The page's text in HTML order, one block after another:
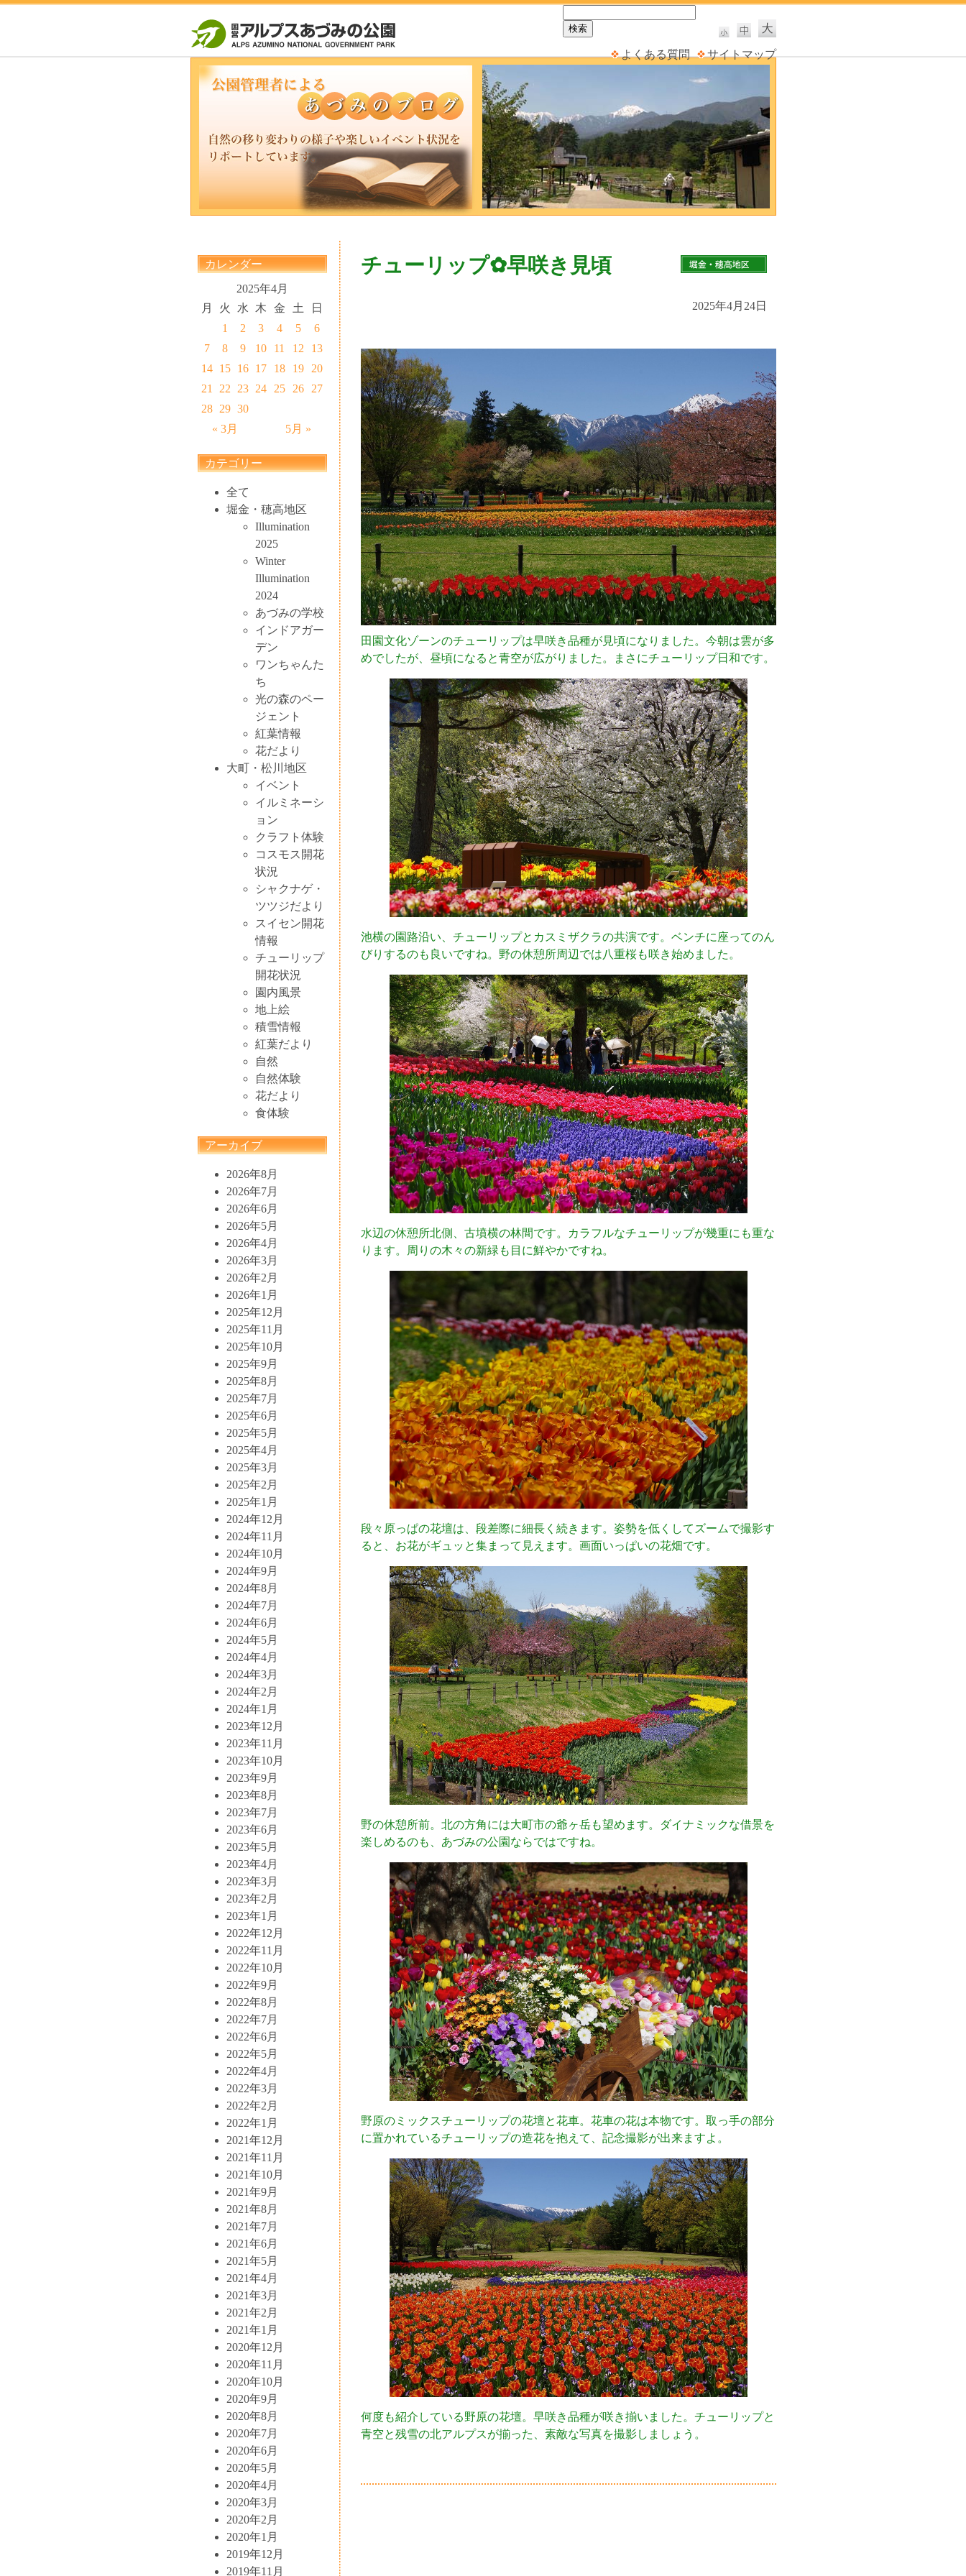
よくある質問 サイトマップ
カレンダー
2025年4月
月
火 水 木 金 土 日
« 3月 5月 »
1 2 3 4 5
6
7
8 9 10 11 12
13
14 15 16 17 18 19
20
21
22 23 24 25 26
27
28 29 30
カテゴリー
全て
堀金・穂高地区
Illumination
2025
Winter
Illumination
2024
あづみの学校
インドアガー
デン
ワンちゃんた
ち
光の森のペー
ジェント
紅葉情報
花だより
大町・松川地区
イベント
イルミネーシ
ョン
クラフト体験
コスモス開花
状況
シャクナゲ・
ツツジだより
スイセン開花
情報
チューリップ
開花状況
園内風景
地上絵
積雪情報
紅葉だより
自然
自然体験
花だより
食体験
アーカイブ
2026年8月
2026年7月
2026年6月
2026年5月
2026年4月
2026年3月
2026年2月
2026年1月
2025年12月
2025年11月
2025年10月
2025年9月
2025年8月
2025年7月
2025年6月
2025年5月
2025年4月
2025年3月
2025年2月
2025年1月
2024年12月
2024年11月
2024年10月
2024年9月
2024年8月
2024年7月
2024年6月
2024年5月
2024年4月
2024年3月
2024年2月
2024年1月
2023年12月
2023年11月
2023年10月
2023年9月
2023年8月
2023年7月
2023年6月
2023年5月
2023年4月
2023年3月
2023年2月
2023年1月
2022年12月
2022年11月
2022年10月
2022年9月
2022年8月
2022年7月
2022年6月
2022年5月
2022年4月
2022年3月
2022年2月
2022年1月
2021年12月
2021年11月
2021年10月
2021年9月
2021年8月
2021年7月
2021年6月
2021年5月
2021年4月
2021年3月
2021年2月
2021年1月
2020年12月
2020年11月
2020年10月
2020年9月
2020年8月
2020年7月
2020年6月
2020年5月
2020年4月
2020年3月
2020年2月
2020年1月
2019年12月
2019年11月
チューリップ✿早咲き見頃
2025年4月24日
田園文化ゾーンのチューリップは早咲き品種が見頃になりました。今朝は雲が多
めでしたが、昼頃になると青空が広がりました。まさにチューリップ日和です。
池横の園路沿い、チューリップとカスミザクラの共演です。ベンチに座ってのん
びりするのも良いですね。野の休憩所周辺では八重桜も咲き始めました。
水辺の休憩所北側、古墳横の林間です。カラフルなチューリップが幾重にも重な
ります。周りの木々の新緑も目に鮮やかですね。
段々原っぱの花壇は、段差際に細長く続きます。姿勢を低くしてズームで撮影す
ると、お花がギュッと集まって見えます。画面いっぱいの花畑です。
野の休憩所前。北の方角には大町市の爺ヶ岳も望めます。ダイナミックな借景を
楽しめるのも、あづみの公園ならではですね。
野原のミックスチューリップの花壇と花車。花車の花は本物です。取っ手の部分
に置かれているチューリップの造花を抱えて、記念撮影が出来ますよ。
何度も紹介している野原の花壇。早咲き品種が咲き揃いました。チューリップと
青空と残雪の北アルプスが揃った、素敵な写真を撮影しましょう。